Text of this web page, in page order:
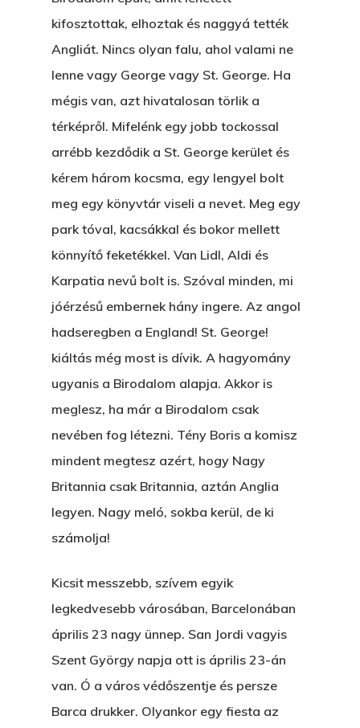
kifosztottak, elhoztak és naggyá tették
Angliát. Nincs olyan falu, ahol valami ne
lenne vagy George vagy St. George. Ha
mégis van, azt hivatalosan törlik a
térképről. Mifelénk egy jobb tockossal
arrébb kezdődik a St. George kerület és
kérem három kocsma, egy lengyel bolt
meg egy könyvtár viseli a nevet. Meg egy
park tóval, kacsákkal és bokor mellett
könnyítő feketékkel. Van Lidl, Aldi és
Karpatia nevű bolt is. Szóval minden, mi
jóérzésű embernek hány ingere. Az angol
hadseregben a England! St. George!
kiáltás még most is dívik. A hagyomány
ugyanis a Birodalom alapja. Akkor is
meglesz, ha már a Birodalom csak
nevében fog létezni. Tény Boris a komisz
mindent megtesz azért, hogy Nagy
Britannia csak Britannia, aztán Anglia
legyen. Nagy meló, sokba kerül, de ki
számolja!
Kicsit messzebb, szívem egyik
legkedvesebb városában, Barcelonában
április 23 nagy ünnep. San Jordi vagyis
Szent György napja ott is április 23-án
van. Ó a város védőszentje és persze
Barca drukker. Olyankor egy fiesta az